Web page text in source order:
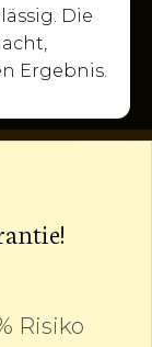
Die
Ergebnis.
Risiko